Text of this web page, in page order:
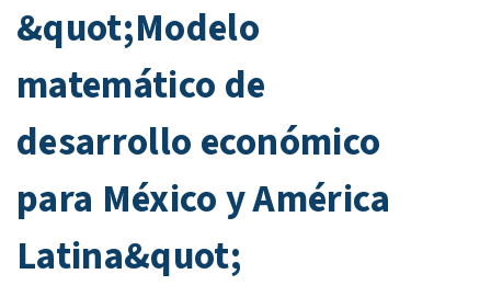
&quot;Modelo
matemático de
desarrollo económico
para México y América
Latina&quot;